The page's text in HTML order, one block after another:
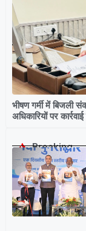
भीषण गर्मी में बिजली
अधिकारियों पर
Breaking